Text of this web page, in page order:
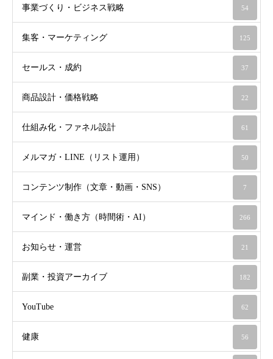
事業づくり・ビジネス戦略 54
集客・マーケティング 125
セールス・成約 37
商品設計・価格戦略 22
仕組み化・ファネル設計 61
メルマガ・LINE（リスト運用） 50
コンテンツ制作（文章・動画・SNS） 7
マインド・働き方（時間術・AI） 266
お知らせ・運営 21
副業・投資アーカイブ 182
YouTube 62
健康 56